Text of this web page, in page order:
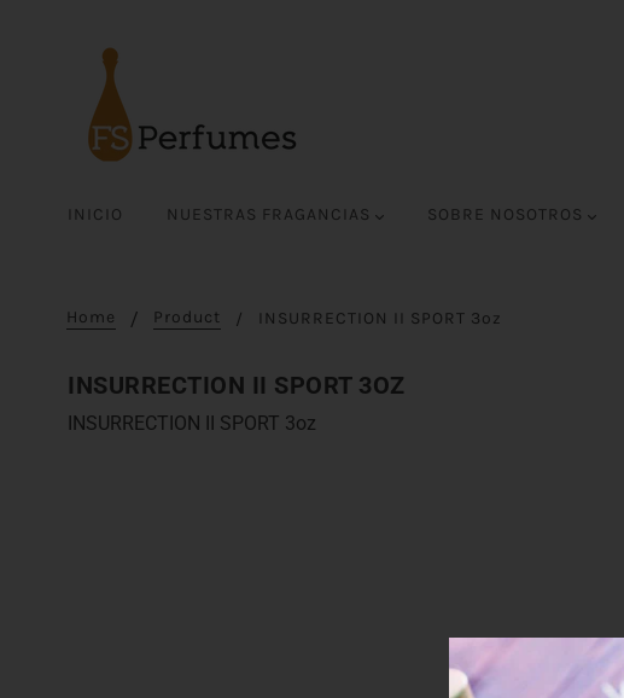
INICIO NUESTRAS FRAGANCIAS SOBRE NOSOTROS
Home Product INSURRECTION II SPORT 3oz
INSURRECTION II SPORT 3OZ
INSURRECTION II SPORT 3oz